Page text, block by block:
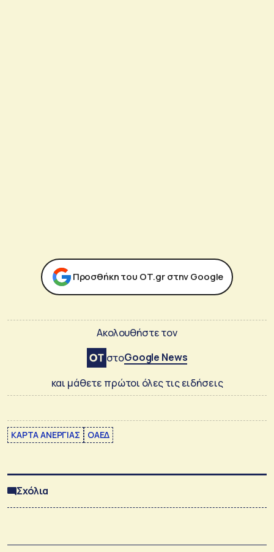
Προσθήκη του ΟΤ.gr στην Google
Ακολουθήστε τον
στοGoogle News
και μάθετε πρώτοι όλες τις ειδήσεις
ΚΑΡΤΑ ΑΝΕΡΓΙΑΣ ΟΑΕΔ
Σχόλια